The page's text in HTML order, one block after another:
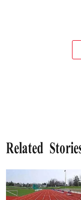
Related